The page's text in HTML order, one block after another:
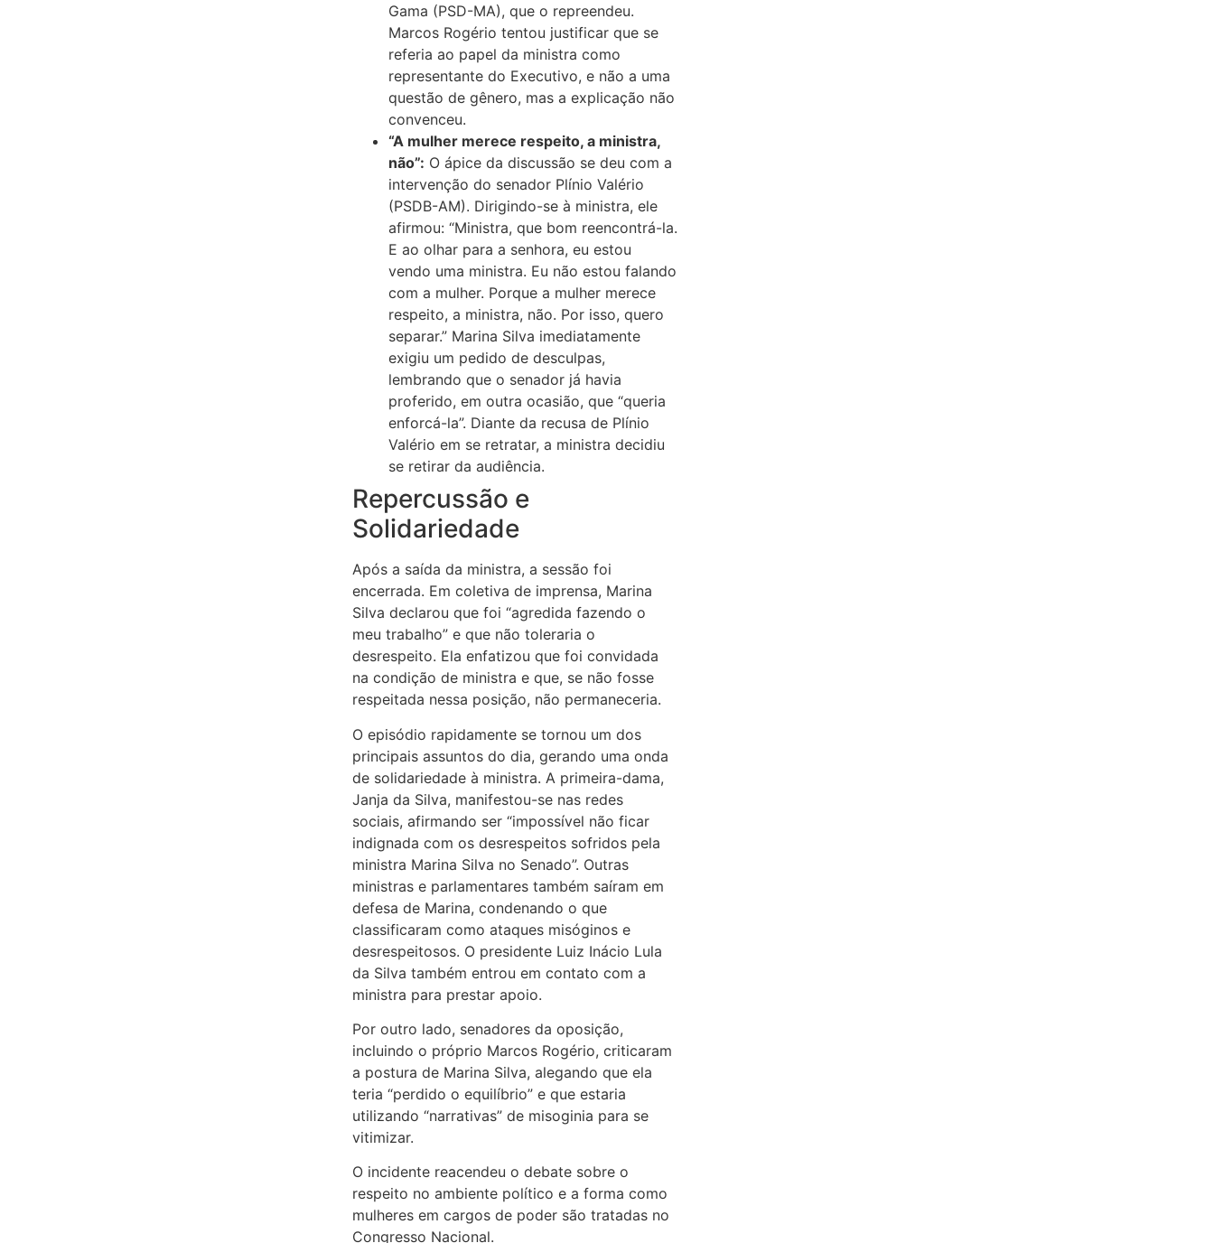
Gama (PSD-MA), que o repreendeu.
Marcos Rogério tentou justificar que se
referia ao papel da ministra como
representante do Executivo, e não a uma
questão de gênero, mas a explicação não
convenceu.
“A mulher merece respeito, a ministra,
não”: O ápice da discussão se deu com a
intervenção do senador Plínio Valério
(PSDB-AM). Dirigindo-se à ministra, ele
afirmou: “Ministra, que bom reencontrá-la.
E ao olhar para a senhora, eu estou
vendo uma ministra. Eu não estou falando
com a mulher. Porque a mulher merece
respeito, a ministra, não. Por isso, quero
separar.” Marina Silva imediatamente
exigiu um pedido de desculpas,
lembrando que o senador já havia
proferido, em outra ocasião, que “queria
enforcá-la”. Diante da recusa de Plínio
Valério em se retratar, a ministra decidiu
se retirar da audiência.
Repercussão e
Solidariedade
Após a saída da ministra, a sessão foi
encerrada. Em coletiva de imprensa, Marina
Silva declarou que foi “agredida fazendo o
meu trabalho” e que não toleraria o
desrespeito. Ela enfatizou que foi convidada
na condição de ministra e que, se não fosse
respeitada nessa posição, não permaneceria.
O episódio rapidamente se tornou um dos
principais assuntos do dia, gerando uma onda
de solidariedade à ministra. A primeira-dama,
Janja da Silva, manifestou-se nas redes
sociais, afirmando ser “impossível não ficar
indignada com os desrespeitos sofridos pela
ministra Marina Silva no Senado”. Outras
ministras e parlamentares também saíram em
defesa de Marina, condenando o que
classificaram como ataques misóginos e
desrespeitosos. O presidente Luiz Inácio Lula
da Silva também entrou em contato com a
ministra para prestar apoio.
Por outro lado, senadores da oposição,
incluindo o próprio Marcos Rogério, criticaram
a postura de Marina Silva, alegando que ela
teria “perdido o equilíbrio” e que estaria
utilizando “narrativas” de misoginia para se
vitimizar.
O incidente reacendeu o debate sobre o
respeito no ambiente político e a forma como
mulheres em cargos de poder são tratadas no
Congresso Nacional.